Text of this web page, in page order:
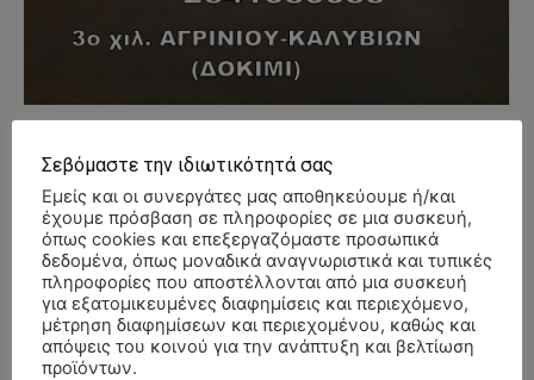
- Advertisment -
Σεβόμαστε την ιδιωτικότητά σας
Εμείς και οι συνεργάτες μας αποθηκεύουμε ή/και
έχουμε πρόσβαση σε πληροφορίες σε μια συσκευή,
όπως cookies και επεξεργαζόμαστε προσωπικά
δεδομένα, όπως μοναδικά αναγνωριστικά και τυπικές
πληροφορίες που αποστέλλονται από μια συσκευή
για εξατομικευμένες διαφημίσεις και περιεχόμενο,
μέτρηση διαφημίσεων και περιεχομένου, καθώς και
απόψεις του κοινού για την ανάπτυξη και βελτίωση
προϊόντων.